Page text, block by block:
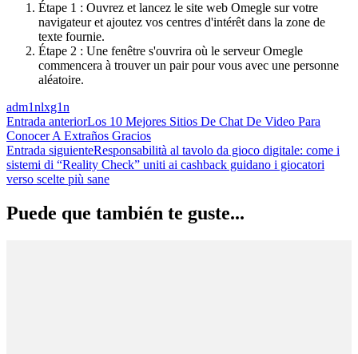
Étape 1 : Ouvrez et lancez le site web Omegle sur votre
navigateur et ajoutez vos centres d'intérêt dans la zone de
texte fournie.
Étape 2 : Une fenêtre s'ouvrira où le serveur Omegle
commencera à trouver un pair pour vous avec une personne
aléatoire.
adm1nlxg1n
Navegación
de
las
entradas
Entrada anteriorLos 10 Mejores Sitios De Chat De Video Para
Conocer A Extraños Gracios
Entrada siguienteResponsabilità al tavolo da gioco digitale: come i
sistemi di “Reality Check” uniti ai cashback guidano i giocatori
verso scelte più sane
Puede que también te guste...